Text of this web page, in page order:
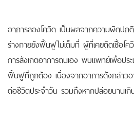
อาการลองโควิด เป็นผลจากความผิดปก
ร่างกายยังฟื้นฟูไม่เต็มที่ ผู้ที่เคยติดเชื้อโ
การสังเกตอาการตนเอง พบแพทย์เพื่อปร
ฟื้นฟูที่ถูกต้อง เนื่องจากอาการดังกล่าวอ
ต่อชีวิตประจำวัน รวมถึงหากปล่อยนานเกิ